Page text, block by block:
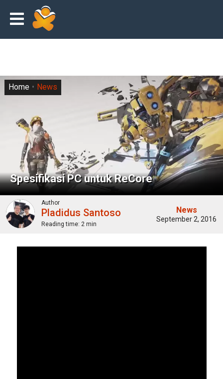
Spesifikasi PC untuk ReCore
Home News
Author
Pladidus Santoso
Reading time: 2 min
News
September 2, 2016